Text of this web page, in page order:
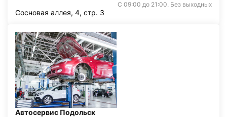
С 09:00 до 21:00. Без выходных
Сосновая аллея, 4, стр. 3
Автосервис Подольск